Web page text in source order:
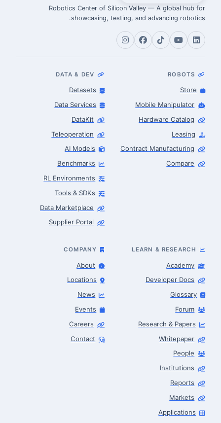
Robotics Center of Silicon Valley — A global hub for
showcasing, testing, and advancing robotics.
ROBOTS
Store
Mobile Manipulator
Hardware Catalog
Leasing
Contract Manufacturing
Compare
DATA & DEV
Datasets
Data Services
DataKit
Teleoperation
AI Models
Benchmarks
RL Environments
Tools & SDKs
Data Marketplace
Supplier Portal
LEARN & RESEARCH
Academy
Developer Docs
Glossary
Forum
Research & Papers
Whitepaper
People
Institutions
Reports
Markets
Applications
COMPANY
About
Locations
News
Events
Careers
Contact
Robotics Advisor